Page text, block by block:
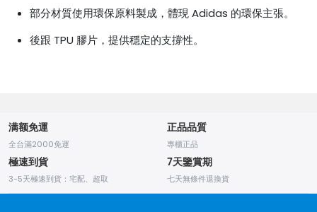
部分材質使用環保原料製成，體現 Adidas 的環保主張。
後跟 TPU 膠片，提供穩定的支撐性。
满额免運
全台滿2000免運
正品品質
專櫃正品
極速到貨
3-5天極速到貨：宅配、超取
7天鑒賞期
七天無條件退換貨